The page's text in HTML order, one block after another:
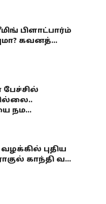
பிளாட்பார்ம்
கவனத்...
நம...
புதிய
காந்தி வ...